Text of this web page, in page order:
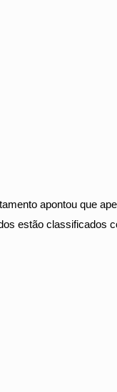
apontou que
estão classificados